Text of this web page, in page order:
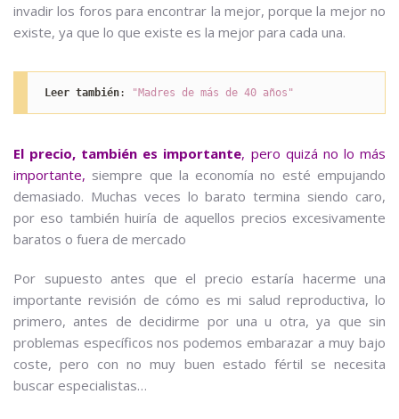
invadir los foros para encontrar la mejor, porque la mejor no
existe, ya que lo que existe es la mejor para cada una.
Leer también: "Madres de más de 40 años"
El precio, también es importante, pero quizá no lo más
importante, siempre que la economía no esté empujando
demasiado. Muchas veces lo barato termina siendo caro,
por eso también huiría de aquellos precios excesivamente
baratos o fuera de mercado
Por supuesto antes que el precio estaría hacerme una
importante revisión de cómo es mi salud reproductiva, lo
primero, antes de decidirme por una u otra, ya que sin
problemas específicos nos podemos embarazar a muy bajo
coste, pero con no muy buen estado fértil se necesita
buscar especialistas…